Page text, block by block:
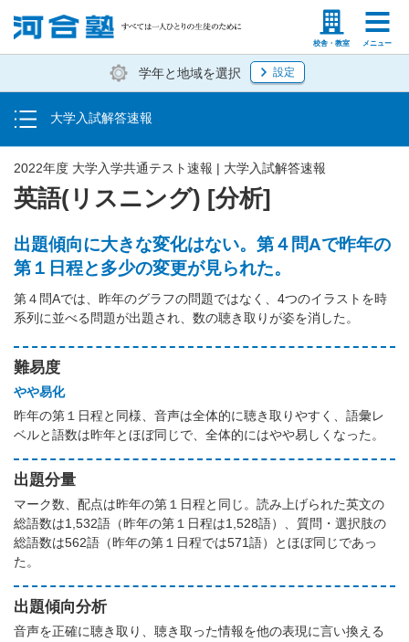
校舎・教室 メニュー
塾生の方 高等学校の先生
学年と地域を選択 設定
大学入試解答速報
トップ
大学入学共通テスト速報
国立大二次試験・私立大入試解答速報
英語(リスニング) [分析]
2022年度 大学入学共通テスト速報 | 大学入試解答速報
出題傾向に大きな変化はない。第４問Aで昨年の
第１日程と多少の変更が見られた。
第４問Aでは、昨年のグラフの問題ではなく、4つのイラストを時
系列に並べる問題が出題され、数の聴き取りが姿を消した。
難易度
やや易化
昨年の第１日程と同様、音声は全体的に聴き取りやすく、語彙レ
ベルと語数は昨年とほぼ同じで、全体的にはやや易しくなった。
出題分量
マーク数、配点は昨年の第１日程と同じ。読み上げられた英文の
総語数は1,532語（昨年の第１日程は1,528語）、質問・選択肢の
総語数は562語（昨年の第１日程では571語）とほぼ同じであっ
た。
出題傾向分析
音声を正確に聴き取り、聴き取った情報を他の表現に言い換える